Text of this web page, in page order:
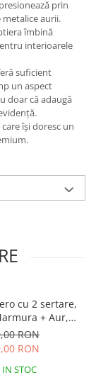
prin
aurii.
îmbină
interioarele
suficient
un aspect
doar că adaugă
își doresc un
cu 2 sertare,
+ Aur,
RON
RON
IN STOC